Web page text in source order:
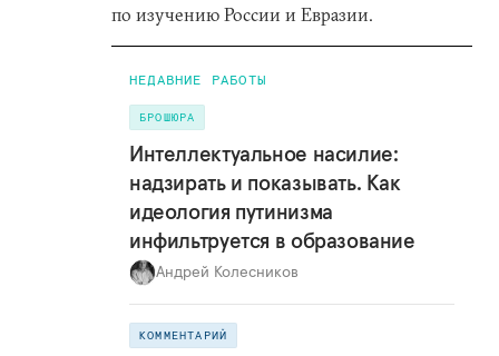
по изучению России и Евразии.
НЕДАВНИЕ РАБОТЫ
БРОШЮРА
Интеллектуальное насилие:
надзирать и показывать. Как
идеология путинизма
инфильтруется в образование
Андрей Колесников
КОММЕНТАРИЙ